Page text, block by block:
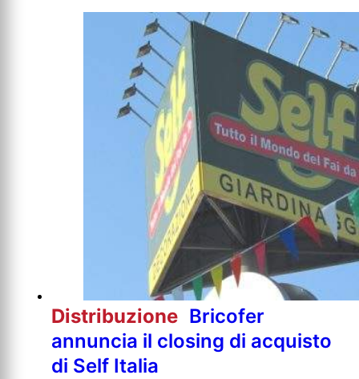
Distribuzione Bricofer
annuncia il closing di acquisto
di Self Italia